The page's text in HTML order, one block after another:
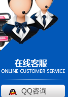
西安本田发电机ELT6500CX
QQ咨询